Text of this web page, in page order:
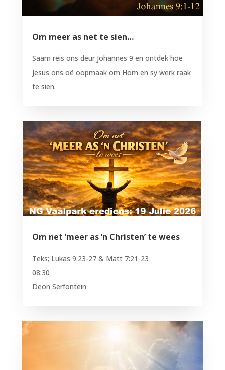
Om meer as net te sien…
Saam reis ons deur Johannes 9 en ontdek hoe
Jesus ons oë oopmaak om Hom en sy werk raak
te sien.
Om net ‘meer as ‘n Christen’ te wees
Teks; Lukas 9:23-27 & Matt 7:21-23
08:30
Deon Serfontein